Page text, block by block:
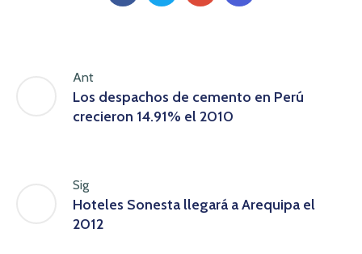
Ant
Los despachos de cemento en Perú
crecieron 14.91% el 2010
Sig
Hoteles Sonesta llegará a Arequipa el
2012